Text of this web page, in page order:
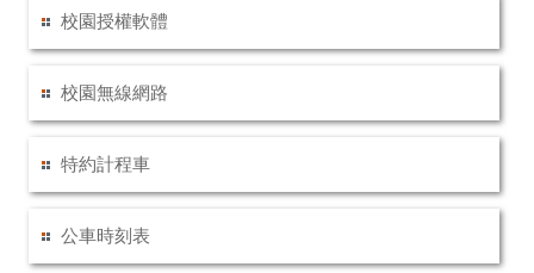
校園授權軟體
校園無線網路
特約計程車
公車時刻表